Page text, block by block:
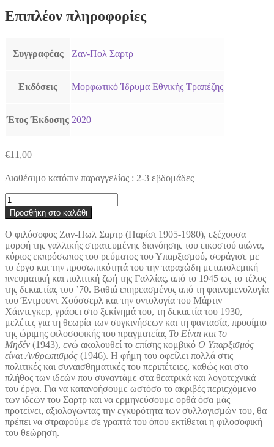
Επιπλέον πληροφορίες
Συγγραφέας Ζαν-Πολ Σαρτρ
Εκδόσεις Μορφωτικό Ίδρυμα Εθνικής Τραπέζης
Έτος Έκδοσης 2020
€11,00
Διαθέσιμο κατόπιν παραγγελίας : 2-3 εβδομάδες
Χούσσερλ
-
Φώκνερ
-
Καρτέσιος:
Τέσσερα
κείμενα
ποσότητα
Προσθήκη στο καλάθι
Ο φιλόσοφος Ζαν-Πωλ Σαρτρ (Παρίσι 1905-1980), εξέχουσα
μορφή της γαλλικής στρατευμένης διανόησης του εικοστού αιώνα,
κύριος εκπρόσωπος του ρεύματος του Υπαρξισμού, σφράγισε με
το έργο και την προσωπικότητά του την ταραχώδη μεταπολεμική
πνευματική και πολιτική ζωή της Γαλλίας, από το 1945 ως το τέλος
της δεκαετίας του ’70. Βαθιά επηρεασμένος από τη φαινομενολογία
του Έντμουντ Χούσσερλ και την οντολογία του Μάρτιν
Χάιντεγκερ, γράφει στο ξεκίνημά του, τη δεκαετία του 1930,
μελέτες για τη θεωρία των συγκινήσεων και τη φαντασία, προοίμιο
της ώριμης φιλοσοφικής του πραγματείας Το Είναι και το
Μηδέν (1943), ενώ ακολουθεί το επίσης κομβικό Ο Υπαρξισμός
είναι Ανθρωπισμός (1946). Η φήμη του οφείλει πολλά στις
πολιτικές και συναισθηματικές του περιπέτειες, καθώς και στο
πλήθος των ιδεών που συναντάμε στα θεατρικά και λογοτεχνικά
του έργα. Για να κατανοήσουμε ωστόσο το ακριβές περιεχόμενο
των ιδεών του Σαρτρ και να ερμηνεύσουμε ορθά όσα μάς
προτείνει, αξιολογώντας την εγκυρότητα των συλλογισμών του, θα
πρέπει να στραφούμε σε γραπτά του όπου εκτίθεται η φιλοσοφική
του θεώρηση.